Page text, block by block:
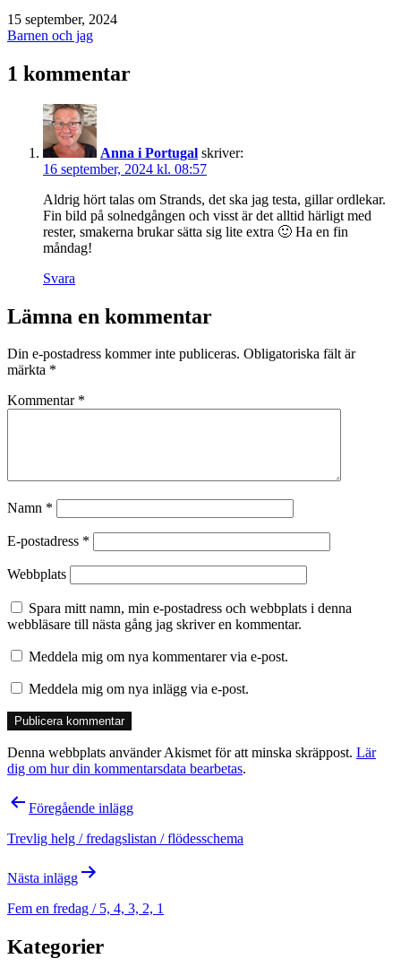
Publicerat
den
15 september, 2024
Kategoriserat
Barnen och jag
1 kommentar
Anna i Portugal skriver:
16 september, 2024 kl. 08:57
Aldrig hört talas om Strands, det ska jag testa, gillar ordlekar.
Fin bild på solnedgången och visst är det alltid härligt med
rester, smakerna brukar sätta sig lite extra 🙂 Ha en fin
måndag!
Svara
Lämna en kommentar
Din e-postadress kommer inte publiceras. Obligatoriska fält är
märkta *
Kommentar *
Namn *
E-postadress *
Webbplats
Spara mitt namn, min e-postadress och webbplats i denna
webbläsare till nästa gång jag skriver en kommentar.
Meddela mig om nya kommentarer via e-post.
Meddela mig om nya inlägg via e-post.
Denna webbplats använder Akismet för att minska skräppost. Lär
dig om hur din kommentarsdata bearbetas.
Inläggsnavigering
Föregående inlägg
Trevlig helg / fredagslistan / flödesschema
Nästa inlägg
Fem en fredag / 5, 4, 3, 2, 1
Kategorier